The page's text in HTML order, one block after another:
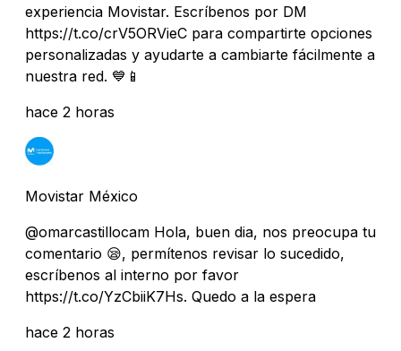
experiencia Movistar. Escríbenos por DM
https://t.co/crV5ORVieC para compartirte opciones
personalizadas y ayudarte a cambiarte fácilmente a
nuestra red. 💙📱
hace 2 horas
Movistar México
@omarcastillocam Hola, buen dia, nos preocupa tu
comentario 😪, permítenos revisar lo sucedido,
escríbenos al interno por favor
https://t.co/YzCbiiK7Hs. Quedo a la espera
hace 2 horas